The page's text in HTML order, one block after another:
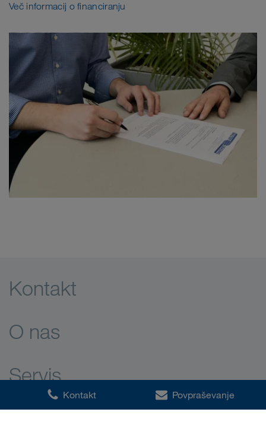
Več informacij o financiranju
Kontakt
O nas
Servis
Kontakt Povpraševanje